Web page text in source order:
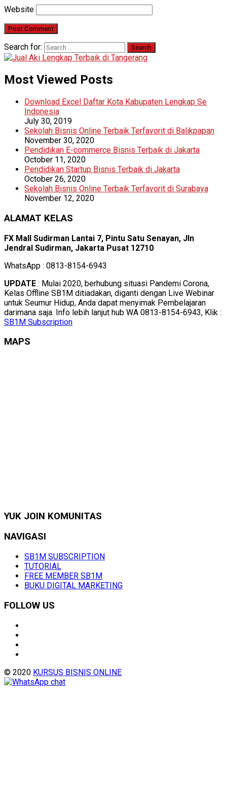
Website
Search for:
Most Viewed Posts
Download Excel Daftar Kota Kabupaten Lengkap Se
Indonesia
July 30, 2019
Sekolah Bisnis Online Terbaik Terfavorit di Balikpapan
November 30, 2020
Pendidikan E-commerce Bisnis Terbaik di Jakarta
October 11, 2020
Pendidikan Startup Bisnis Terbaik di Jakarta
October 26, 2020
Sekolah Bisnis Online Terbaik Terfavorit di Surabaya
November 12, 2020
ALAMAT KELAS
FX Mall Sudirman Lantai 7, Pintu Satu Senayan, Jln
Jendral Sudirman, Jakarta Pusat 12710
WhatsApp : 0813-8154-6943
UPDATE : Mulai 2020, berhubung situasi Pandemi Corona,
Kelas Offline SB1M ditiadakan, diganti dengan Live Webinar
untuk Seumur Hidup, Anda dapat menyimak Pembelajaran
darimana saja. Info lebih lanjut hub WA 0813-8154-6943, Klik :
SB1M Subscription
MAPS
YUK JOIN KOMUNITAS
NAVIGASI
SB1M SUBSCRIPTION
TUTORIAL
FREE MEMBER SB1M
BUKU DIGITAL MARKETING
FOLLOW US
© 2020 KURSUS BISNIS ONLINE